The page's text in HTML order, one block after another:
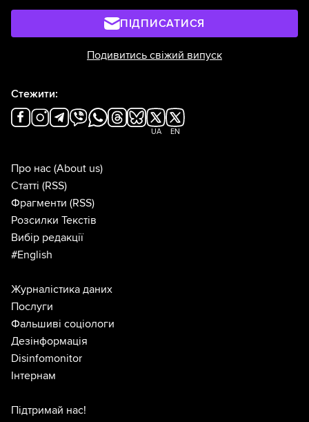
ПІДПИСАТИСЯ
Подивитись свіжий випуск
Стежити:
UA EN
Про нас (About us)
Статті (RSS)
Фрагменти (RSS)
Розсилки Текстів
Вибір редакції
#English
Журналістика даних
Послуги
Фальшиві соціологи
Дезінформація
Disinfomonitor
Інтернам
Підтримай нас!